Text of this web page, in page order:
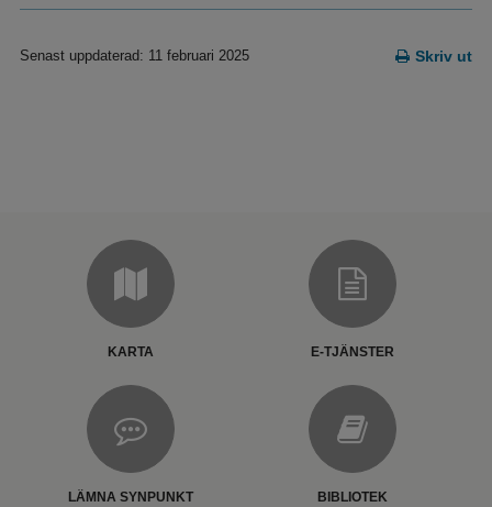
Skriv ut
Senast uppdaterad: 11 februari 2025
KARTA E-TJÄNSTER
LÄMNA SYNPUNKT BIBLIOTEK